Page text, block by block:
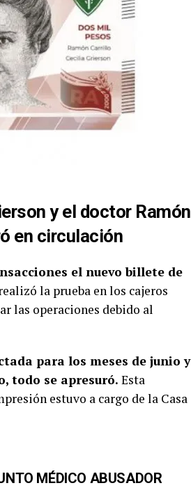
y el doctor Ramón
en circulación
el nuevo billete de
la prueba en los cajeros
las operaciones debido al
para los meses de junio y
todo se apresuró. Esta
estuvo a cargo de la Casa
MÉDICO ABUSADOR